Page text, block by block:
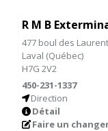
R M B
477 boul des
Laval (Québec)
H7G 2V2
450-231-1337
Direction
Détail
Faire un